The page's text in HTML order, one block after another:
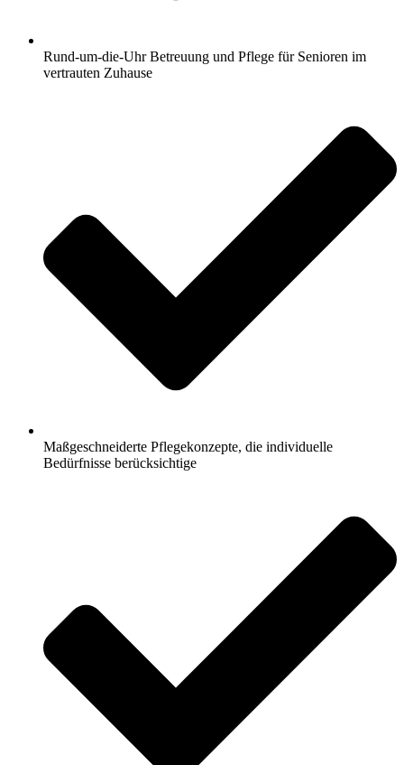
Rund-um-die-Uhr Betreuung und Pflege für Senioren im
vertrauten Zuhause
Maßgeschneiderte Pflegekonzepte, die individuelle
Bedürfnisse berücksichtige